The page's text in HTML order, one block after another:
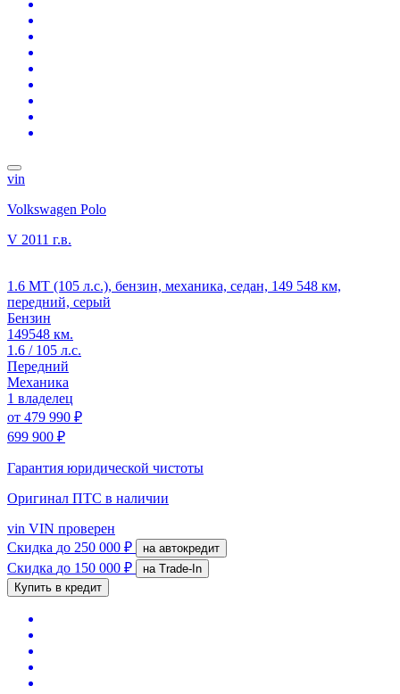
vin
Volkswagen Polo
V 2011 г.в.
1.6 MT (105 л.с.), бензин, механика, седан, 149 548 км,
передний, серый
Бензин
149548 км.
1.6 / 105 л.с.
Передний
Механика
1 владелец
от 479 990 ₽
699 900 ₽
Гарантия юридической чистоты
Оригинал ПТС в наличии
vin VIN проверен
Скидка до 250 000 ₽ на автокредит
Скидка до 150 000 ₽
на Trade-In
Купить в кредит